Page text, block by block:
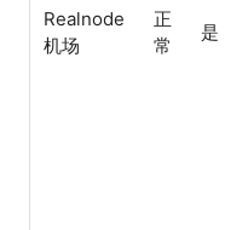
Realnode
机场
正
常
是